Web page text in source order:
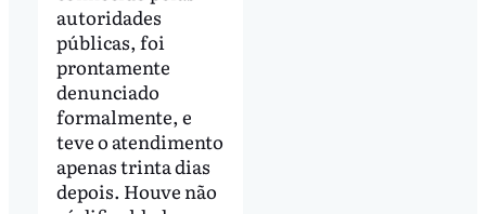
autoridades
públicas, foi
prontamente
denunciado
formalmente, e
teve o atendimento
apenas trinta dias
depois. Houve não